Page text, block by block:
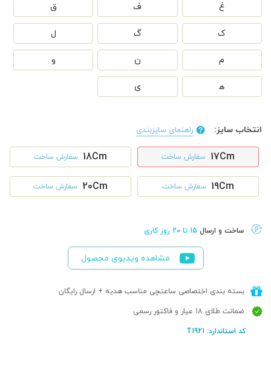
غ ف ق
ک گ ل
م ن و
ه‍ ی
انتخاب سایز: راهنمای سایزبندی
17Cm سفارش ساخت 18Cm سفارش ساخت
19Cm سفارش ساخت 20Cm سفارش ساخت
ساخت و ارسال 15 تا 20 روز کاری
مشاهده ویدیوی محصول
بسته بندی اختصاصی ساعتچی مناسب هدیه + ارسال رایگان
ضمانت طلای 18 عیار و فاکتور رسمی
کد استاندارد: T1921